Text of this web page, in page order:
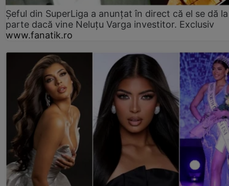
Șeful din SuperLiga a anunțat în direct că el se dă
parte dacă vine Neluțu Varga investitor. Exclusiv
www.fanatik.ro